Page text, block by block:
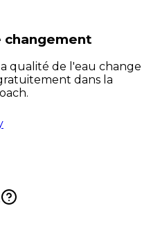
changement
qualité de l'eau change
dans la